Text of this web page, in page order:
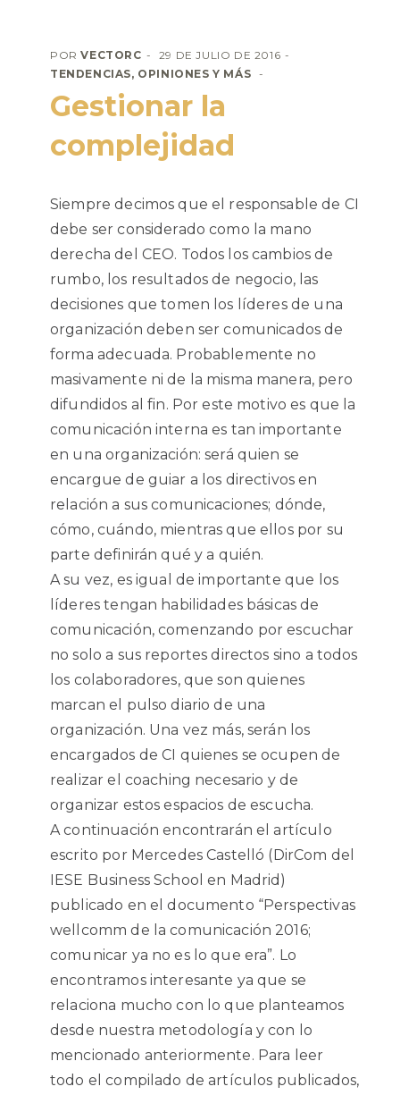
PORVECTORC
29 DE JULIO DE 2016
TENDENCIAS, OPINIONES Y MÁS
Gestionar la
complejidad
Siempre decimos que el responsable de CI
debe ser considerado como la mano
derecha del CEO. Todos los cambios de
rumbo, los resultados de negocio, las
decisiones que tomen los líderes de una
organización deben ser comunicados de
forma adecuada. Probablemente no
masivamente ni de la misma manera, pero
difundidos al fin. Por este motivo es que la
comunicación interna es tan importante
en una organización: será quien se
encargue de guiar a los directivos en
relación a sus comunicaciones; dónde,
cómo, cuándo, mientras que ellos por su
parte definirán qué y a quién.
A su vez, es igual de importante que los
líderes tengan habilidades básicas de
comunicación, comenzando por escuchar
no solo a sus reportes directos sino a todos
los colaboradores, que son quienes
marcan el pulso diario de una
organización. Una vez más, serán los
encargados de CI quienes se ocupen de
realizar el coaching necesario y de
organizar estos espacios de escucha.
A continuación encontrarán el artículo
escrito por Mercedes Castelló (DirCom del
IESE Business School en Madrid)
publicado en el documento “Perspectivas
wellcomm de la comunicación 2016;
comunicar ya no es lo que era”. Lo
encontramos interesante ya que se
relaciona mucho con lo que planteamos
desde nuestra metodología y con lo
mencionado anteriormente. Para leer
todo el compilado de artículos publicados,